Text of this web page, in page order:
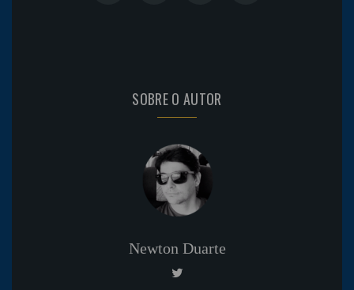
SOBRE O AUTOR
Newton Duarte